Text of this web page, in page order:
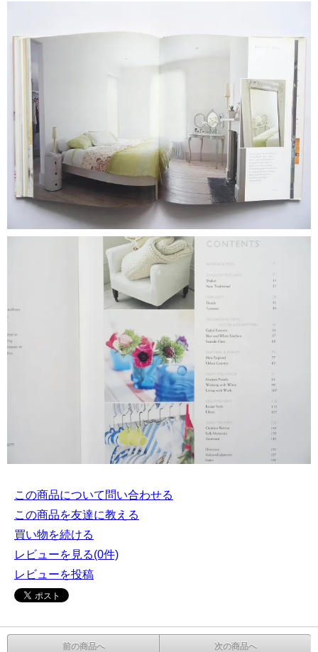
この商品について問い合わせる
この商品を友達に教える
買い物を続ける
レビューを見る(0件)
レビューを投稿
前の商品へ 次の商品へ